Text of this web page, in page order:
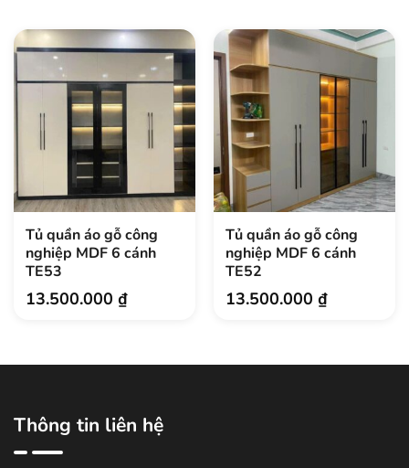
Tủ quần áo gỗ công
nghiệp MDF 6 cánh
TE53
13.500.000₫
Tủ quần áo gỗ công
nghiệp MDF 6 cánh
TE52
13.500.000₫
Thông tin liên hệ